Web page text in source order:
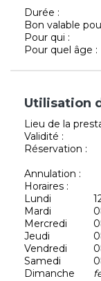
Durée :
Bon valable
Pour qui :
Pour quel âge :
Utilisation
Lieu de la
Validité :
Réservation :
Annulation :
Horaires :
Lundi
Mardi
Mercredi
Jeudi
Vendredi
Samedi
Dimanche